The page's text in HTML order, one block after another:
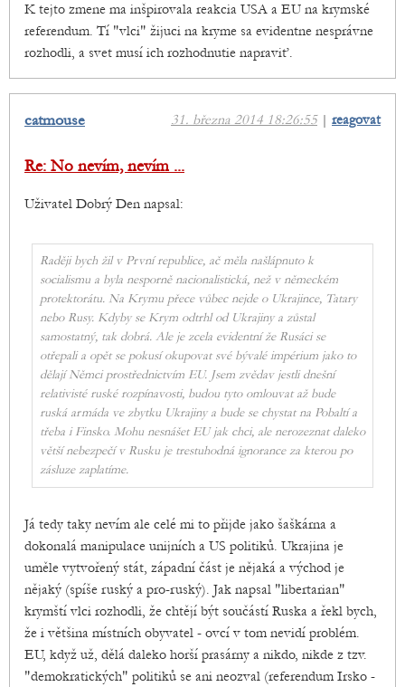
K tejto zmene ma inšpirovala reakcia USA a EU na krymské
referendum. Tí "vlci" žijuci na kryme sa evidentne nesprávne
rozhodli, a svet musí ich rozhodnutie napraviť.
31. března 2014 18:26:55| reagovat
catmouse
Re: No nevím, nevím ...
Uživatel Dobrý Den napsal:
Raději bych žil v První republice, ač měla našlápnuto k
socialismu a byla nesporně nacionalistická, než v německém
protektorátu. Na Krymu přece vůbec nejde o Ukrajince, Tatary
nebo Rusy. Kdyby se Krym odtrhl od Ukrajiny a zůstal
samostatný, tak dobrá. Ale je zcela evidentní že Rusáci se
otřepali a opět se pokusí okupovat své bývalé impérium jako to
dělají Němci prostřednictvím EU. Jsem zvědav jestli dnešní
relativisté ruské rozpínavosti, budou tyto omlouvat až bude
ruská armáda ve zbytku Ukrajiny a bude se chystat na Pobaltí a
třeba i Finsko. Mohu nesnášet EU jak chci, ale nerozeznat daleko
větší nebezpečí v Rusku je trestuhodná ignorance za kterou po
zásluze zaplatíme.
Já tedy taky nevím ale celé mi to přijde jako šaškárna a
dokonalá manipulace unijních a US politiků. Ukrajina je
uměle vytvořený stát, západní část je nějaká a východ je
nějaký (spíše ruský a pro-ruský). Jak napsal "libertarian"
krymští vlci rozhodli, že chtějí být součástí Ruska a řekl bych,
že i většina místních obyvatel - ovcí v tom nevidí problém.
EU, když už, dělá daleko horší prasárny a nikdo, nikde z tzv.
"demokratických" politiků se ani neozval (referendum Irsko -